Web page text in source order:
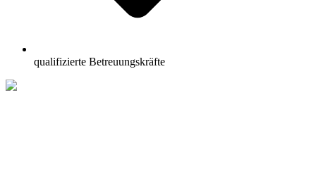
qualifizierte Betreuungskräfte